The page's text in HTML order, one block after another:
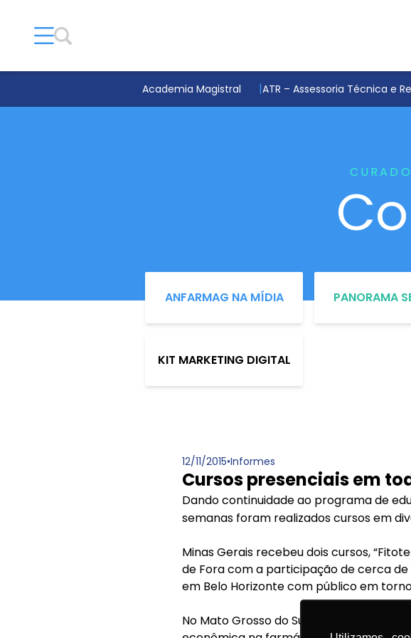
Academia Magistral ATR – Assessoria Técnica e
ANFARMAG NA MÍDIA PANORAMA
KIT MARKETING DIGITAL
12/11/2015•Informes
Cursos presenciais em
Dando continuidade ao programa de
semanas foram realizados cursos em
Minas Gerais recebeu dois cursos,
de Fora com a participação de cerca de
em Belo Horizonte com público em
No Mato Grosso do Sul o treinamento